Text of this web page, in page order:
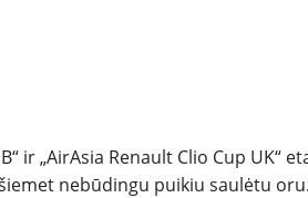
PATARIMAI
ir „AirAsia Renault Clio Cup UK“
nebūdingu puikiu saulėtu oru.